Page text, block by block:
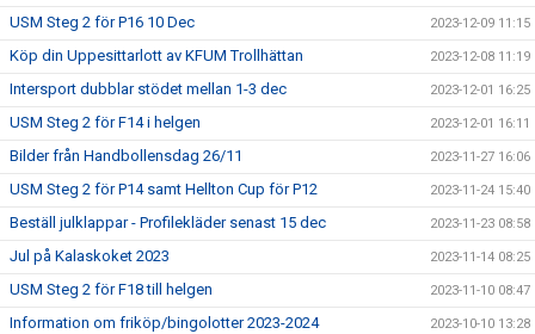
USM Steg 2 för P16 10 Dec 2023-12-09 11:15
Köp din Uppesittarlott av KFUM Trollhättan 2023-12-08 11:19
Intersport dubblar stödet mellan 1-3 dec 2023-12-01 16:25
USM Steg 2 för F14 i helgen 2023-12-01 16:11
Bilder från Handbollensdag 26/11 2023-11-27 16:06
USM Steg 2 för P14 samt Hellton Cup för P12 2023-11-24 15:40
Beställ julklappar - Profilekläder senast 15 dec 2023-11-23 08:58
Jul på Kalaskoket 2023 2023-11-14 08:25
USM Steg 2 för F18 till helgen 2023-11-10 08:47
Information om friköp/bingolotter 2023-2024 2023-10-10 13:28